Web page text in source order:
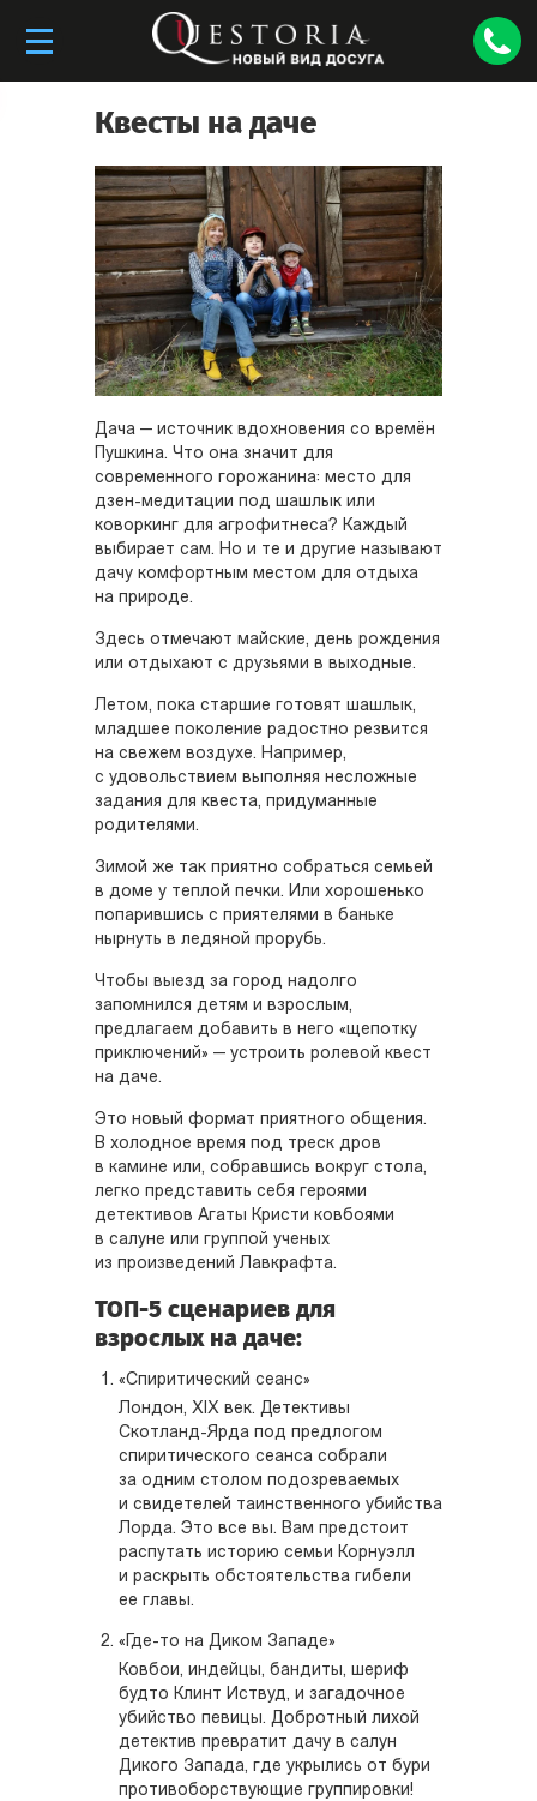
Квесты на даче
Дача — источник вдохновения со времён
Пушкина. Что она значит для
современного горожанина: место для
дзен-медитации под шашлык или
коворкинг для агрофитнеса? Каждый
выбирает сам. Но и те и другие называют
дачу комфортным местом для отдыха
на природе.
Здесь отмечают майские, день рождения
или отдыхают с друзьями в выходные.
Летом, пока старшие готовят шашлык,
младшее поколение радостно резвится
на свежем воздухе. Например,
с удовольствием выполняя несложные
задания для квеста, придуманные
родителями.
Зимой же так приятно собраться семьей
в доме у теплой печки. Или хорошенько
попарившись с приятелями в баньке
нырнуть в ледяной прорубь.
Чтобы выезд за город надолго
запомнился детям и взрослым,
предлагаем добавить в него «щепотку
приключений» — устроить ролевой квест
на даче.
Это новый формат приятного общения.
В холодное время под треск дров
в камине или, собравшись вокруг стола,
легко представить себя героями
детективов Агаты Кристи ковбоями
в салуне или группой ученых
из произведений Лавкрафта.
ТОП-5 сценариев для
взрослых на даче:
«Спиритический сеанс»
Лондон, XIX век. Детективы
Скотланд-Ярда под предлогом
спиритического сеанса собрали
за одним столом подозреваемых
и свидетелей таинственного убийства
Лорда. Это все вы. Вам предстоит
распутать историю семьи Корнуэлл
и раскрыть обстоятельства гибели
ее главы.
«Где-то на Диком Западе»
Ковбои, индейцы, бандиты, шериф
будто Клинт Иствуд, и загадочное
убийство певицы. Добротный лихой
детектив превратит дачу в салун
Дикого Запада, где укрылись от бури
противоборствующие группировки!